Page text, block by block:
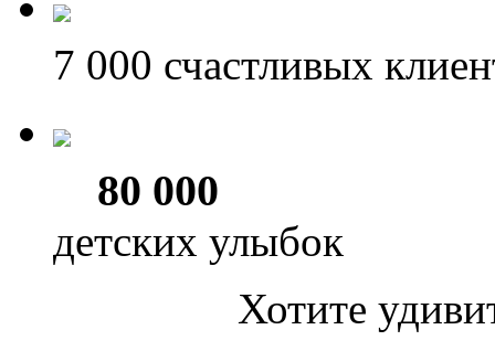
7 000 счастливых
80 000
детских улыбок
Хотите